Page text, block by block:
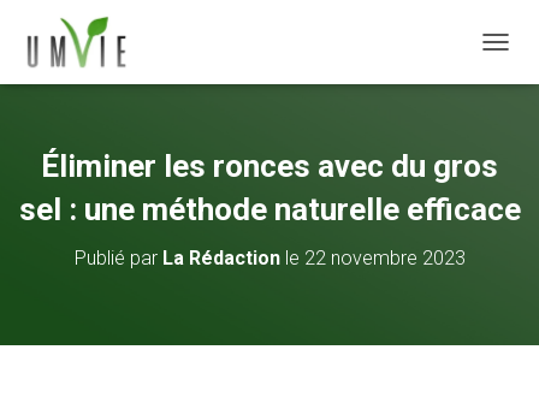
Éliminer les ronces avec du gros
sel : une méthode naturelle efficace
Publié par La Rédactionle 22 novembre 2023